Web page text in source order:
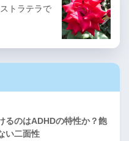
トラテラで
るのはADHDの特性か？飽
い二面性